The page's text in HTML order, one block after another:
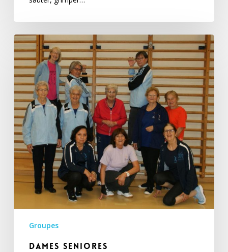
Dames
seniores
Groupes
Dames seniores